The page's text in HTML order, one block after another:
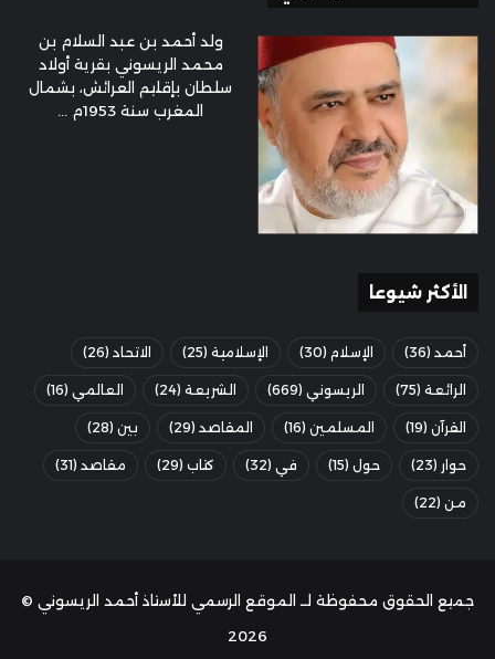
ولد أحمد بن عبد السلام بن
محمد الريسوني بقرية أولاد
سلطان بإقليم العرائش، بشمال
المغرب سنة 1953م ...
الأكثر شيوعا
أحمد (36) الإسلام (30) الإسلامية (25) الاتحاد (26)
الرائعة (75) الريسوني (669) الشريعة (24) العالمي (16)
القرآن (19) المسلمين (16) المقاصد (29) بين (28)
حوار (23) حول (15) في (32) كتاب (29) مقاصد (31)
من (22)
جميع الحقوق محفوظة لــ الموقع الرسمي للأستاذ أحمد الريسوني ©
2026